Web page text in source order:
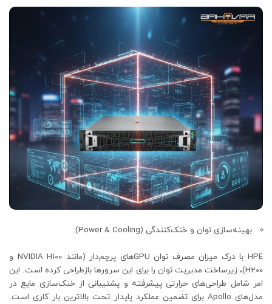
بهینه‌سازی توان و خنک‌کنندگی (Power & Cooling):
HPE با درک میزان مصرف توان GPUهای پرچم‌دار (مانند NVIDIA H100 و
H200)، زیرساخت مدیریت توان را برای این سرورها بازطراحی کرده است. این
امر شامل طراحی‌های حرارتی پیشرفته و پشتیبانی از خنک‌سازی مایع در
مدل‌های Apollo برای تضمین عملکرد پایدار تحت بالاترین بار کاری است.